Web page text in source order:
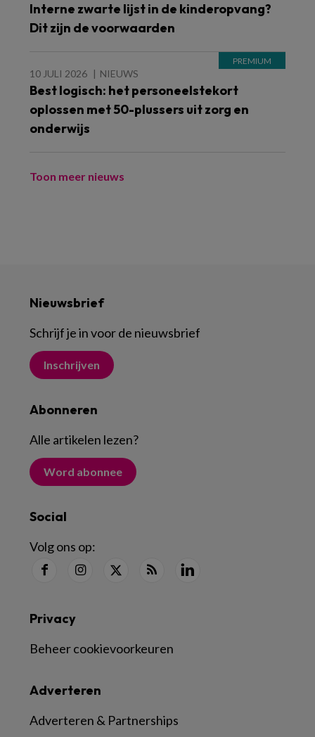
Interne zwarte lijst in de kinderopvang?
Dit zijn de voorwaarden
10 JULI 2026 NIEUWS
Best logisch: het personeelstekort
oplossen met 50-plussers uit zorg en
onderwijs
Toon meer nieuws
Nieuwsbrief
Schrijf je in voor de nieuwsbrief
Inschrijven
Abonneren
Alle artikelen lezen?
Word abonnee
Social
Volg ons op:
Adverteren
Adverteren & Partnerships
Privacy
Beheer cookievoorkeuren